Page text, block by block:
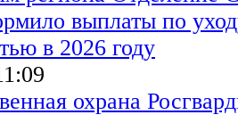
выплаты по
в 2026 году
охрана